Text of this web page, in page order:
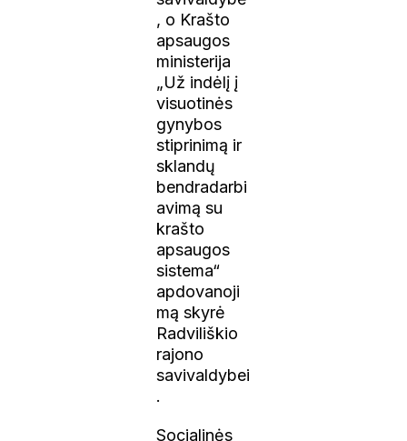
, o Krašto
apsaugos
ministerija
„Už indėlį į
visuotinės
gynybos
stiprinimą ir
sklandų
bendradarbi
avimą su
krašto
apsaugos
sistema“
apdovanoji
mą skyrė
Radviliškio
rajono
savivaldybei
.
Socialinės